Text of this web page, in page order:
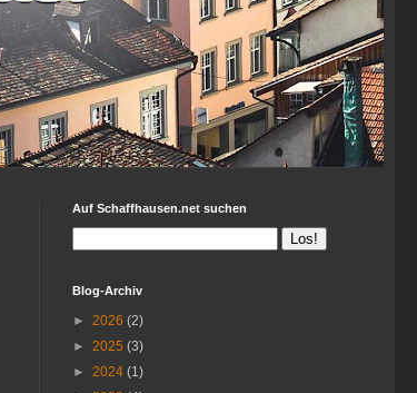
Auf Schaffhausen.net suchen
Blog-Archiv
► 2026 (2)
► 2025 (3)
► 2024 (1)